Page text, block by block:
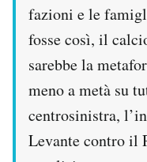
fazioni e le
fosse così, il
sarebbe la
meno a metà su
centrosinistra,
Levante contro il